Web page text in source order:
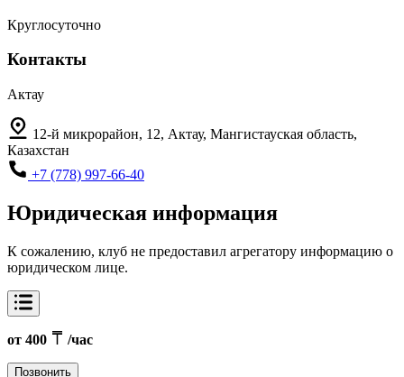
Круглосуточно
Контакты
Актау
12-й микрорайон, 12, Актау, Мангистауская область,
Казахстан
+7 (778) 997-66-40
Юридическая информация
К сожалению, клуб не предоставил агрегатору информацию о
юридическом лице.
от 400 /час
Позвонить